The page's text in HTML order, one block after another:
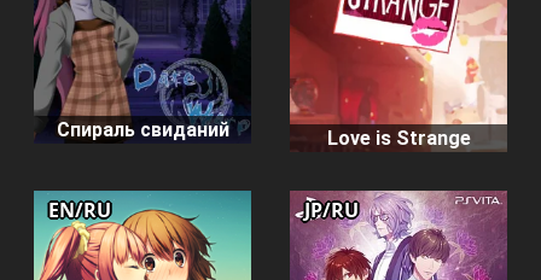
Спираль свиданий Love is Strange
EN/RU JP/RU